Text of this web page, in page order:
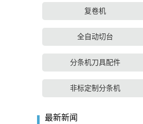
复卷机
全自动切台
分条机刀具配件
非标定制分条机
最新新闻